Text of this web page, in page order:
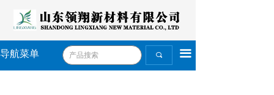
끠 끀
导航菜单